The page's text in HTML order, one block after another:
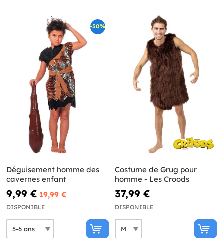
-50%
Déguisement homme des
cavernes enfant
9,99 € 19,99 €
DISPONIBLE
Costume de Grug pour
homme - Les Croods
37,99 €
DISPONIBLE